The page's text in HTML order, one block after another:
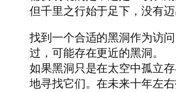
但千里之行始于足下，没有
找到一个合适的黑洞作为访
过，可能存在更近的黑洞。
如果黑洞只是在太空中孤立
地寻找它们。在未来十年左